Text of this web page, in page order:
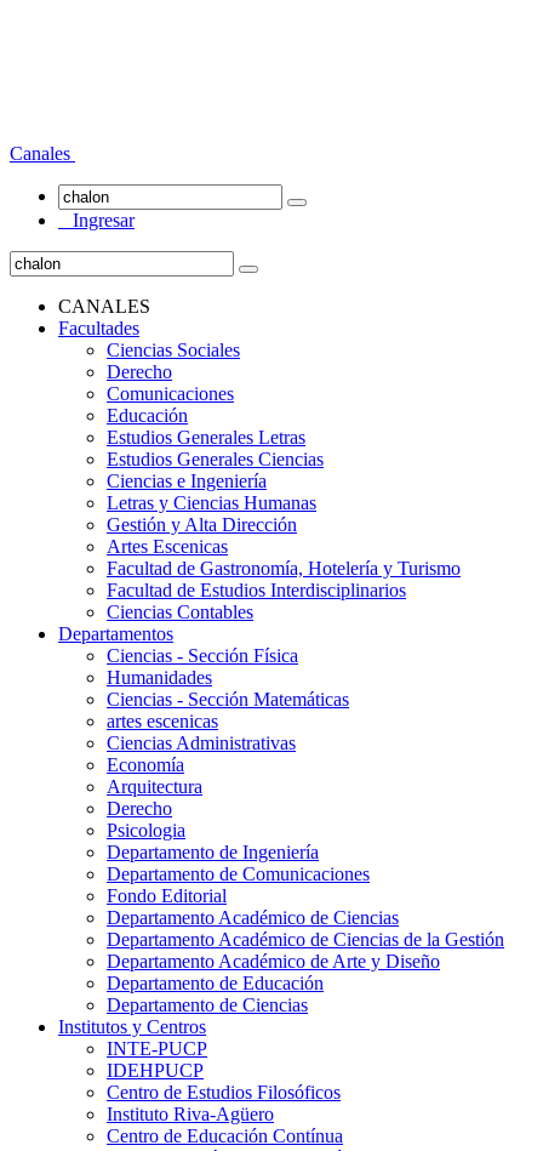
Canales
Ingresar
CANALES
Facultades
Ciencias Sociales
Derecho
Comunicaciones
Educación
Estudios Generales Letras
Estudios Generales Ciencias
Ciencias e Ingeniería
Letras y Ciencias Humanas
Gestión y Alta Dirección
Artes Escenicas
Facultad de Gastronomía, Hotelería y Turismo
Facultad de Estudios Interdisciplinarios
Ciencias Contables
Departamentos
Ciencias - Sección Física
Humanidades
Ciencias - Sección Matemáticas
artes escenicas
Ciencias Administrativas
Economía
Arquitectura
Derecho
Psicologia
Departamento de Ingeniería
Departamento de Comunicaciones
Fondo Editorial
Departamento Académico de Ciencias
Departamento Académico de Ciencias de la Gestión
Departamento Académico de Arte y Diseño
Departamento de Educación
Departamento de Ciencias
Institutos y Centros
INTE-PUCP
IDEHPUCP
Centro de Estudios Filosóficos
Instituto Riva-Agüero
Centro de Educación Contínua